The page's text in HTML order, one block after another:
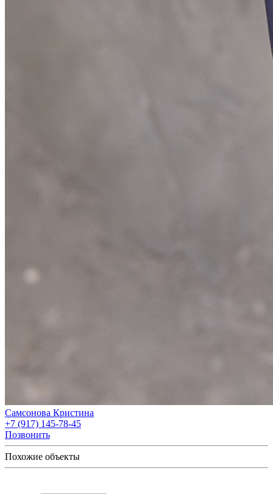
Самсонова Кристина
+7 (917) 145-78-45
Позвонить
Похожие объекты